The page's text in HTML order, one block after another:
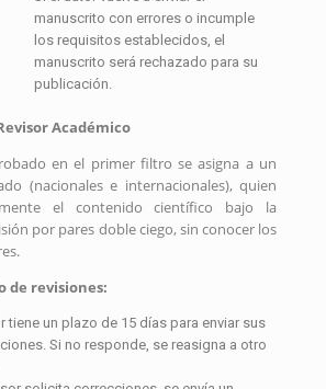
manuscrito con errores o incumple
los requisitos establecidos, el
manuscrito será rechazado para su
publicación.
Académico
en el primer filtro se asigna a un
(nacionales e internacionales), quien
el contenido científico bajo la
por pares doble ciego, sin conocer los
de revisiones:
tiene un plazo de 15 días para enviar sus
Si no responde, se reasigna a otro